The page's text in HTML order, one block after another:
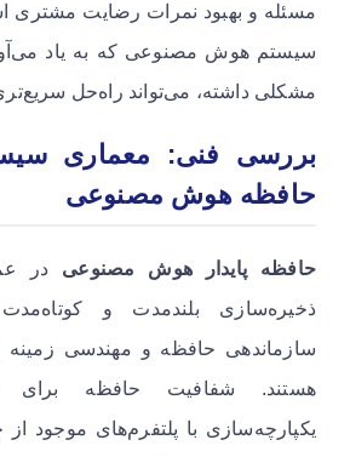
مسئله و بهبود نمرات رضایت مشتری
سیستم هوش مصنوعی که به یاد
مشکلی داشته، می‌تواند راه‌حل
بررسی فنی: معماری
حافظه هوش مصنوعی
حافظه پایدار هوش مصنوعی در
ذخیره‌سازی بلندمدت و
سازماندهی حافظه و مهندسی زمینه
هستند. شفافیت حافظه برای
یکپارچه‌سازی با پلتفرم‌های موجود